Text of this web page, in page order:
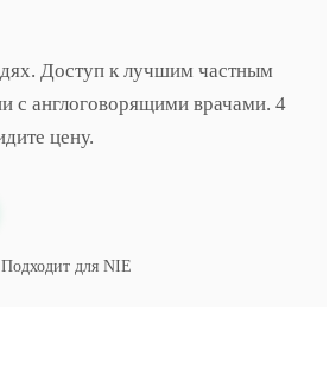
Доступ к лучшим частным
с англоговорящими врачами. 4
цену.
Подходит для NIE